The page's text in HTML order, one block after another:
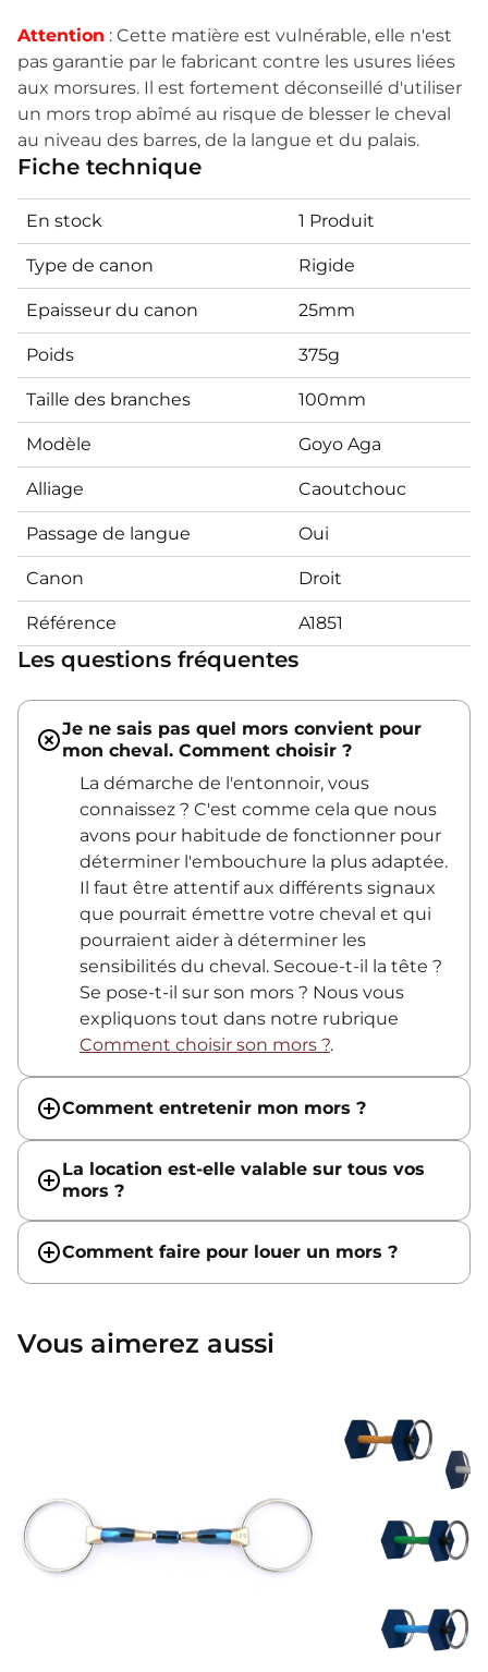
Attention : Cette matière est vulnérable, elle n'est
pas garantie par le fabricant contre les usures liées
aux morsures. Il est fortement déconseillé d'utiliser
un mors trop abîmé au risque de blesser le cheval
au niveau des barres, de la langue et du palais.
Fiche technique
En stock 1 Produit
Type de canon Rigide
Epaisseur du canon 25mm
Poids 375g
Taille des branches 100mm
Modèle Goyo Aga
Alliage Caoutchouc
Passage de langue Oui
Canon Droit
Référence A1851
Les questions fréquentes
Je ne sais pas quel mors convient pour
mon cheval. Comment choisir ?
La démarche de l'entonnoir, vous
connaissez ? C'est comme cela que nous
avons pour habitude de fonctionner pour
déterminer l'embouchure la plus adaptée.
Il faut être attentif aux différents signaux
que pourrait émettre votre cheval et qui
pourraient aider à déterminer les
sensibilités du cheval. Secoue-t-il la tête ?
Se pose-t-il sur son mors ? Nous vous
expliquons tout dans notre rubrique
Comment choisir son mors ?.
Comment entretenir mon mors ?
La location est-elle valable sur tous vos
mors ?
Comment faire pour louer un mors ?
Vous aimerez aussi